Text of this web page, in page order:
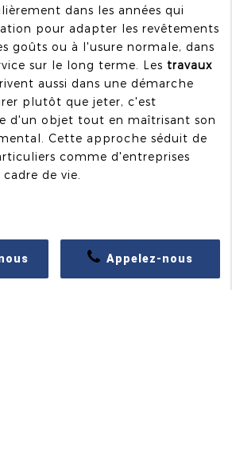
dans les années qui
pour adapter les revêtements
goûts ou à l'usure normale, dans
sur le long terme. Les travaux
aussi dans une démarche
plutôt que jeter, c'est
d'un objet tout en maîtrisant son
Cette approche séduit de
comme d'entreprises
de vie.
Appelez-nous